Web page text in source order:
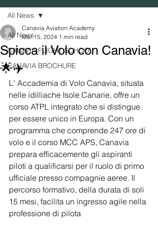
All News
CANAVIA FLIGHT SCHOOL
CANAVIA BROCHURE
All News
Spicca il Volo con Canavia!
🌟✈️
Canavia Aviation Academy
Mar 15, 2024 1 min read
L' Accademia di Volo Canavia, situata
nelle idilliache Isole Canarie, offre un
corso ATPL integrato che si distingue
per essere unico in Europa. Con un
programma che comprende 247 ore di
volo e il corso MCC APS, Canavia
prepara efficacemente gli aspiranti
piloti a qualificarsi per il ruolo di primo
ufficiale presso compagnie aeree. Il
percorso formativo, della durata di soli
15 mesi, facilita un ingresso agile nella
professione di pilota